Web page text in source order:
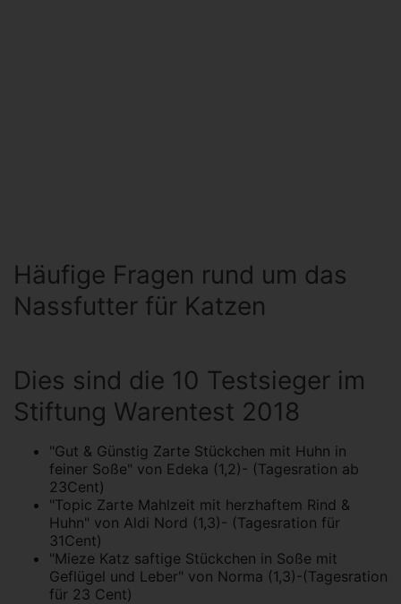
Häufige Fragen rund um das
Nassfutter für Katzen
Dies sind die 10 Testsieger im
Stiftung Warentest 2018
"Gut & Günstig Zarte Stückchen mit Huhn in
feiner Soße" von Edeka (1,2)- (Tagesration ab
23Cent)
"Topic Zarte Mahlzeit mit herzhaftem Rind &
Huhn" von Aldi Nord (1,3)- (Tagesration für
31Cent)
"Mieze Katz saftige Stückchen in Soße mit
Geflügel und Leber" von Norma (1,3)-(Tagesration
für 23 Cent)